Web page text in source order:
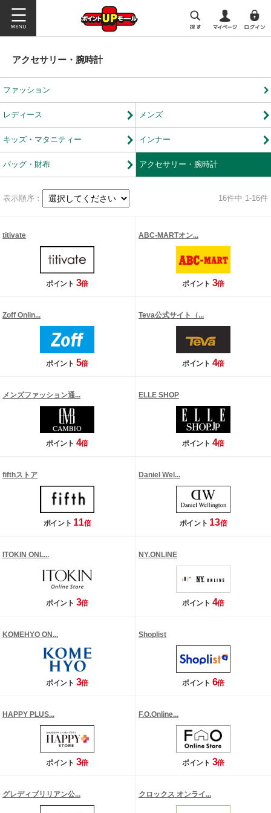
アクセサリー・腕時計
ファッション
レディース メンズ
キッズ・マタニティー インナー
バッグ・財布 アクセサリー・腕時計
表示順序： 16件中 1-16件
titivate
ポイント 3倍
ABC-MARTオン...
ポイント 3倍
Zoff Onlin...
ポイント 5倍
Teva公式サイト（...
ポイント 4倍
メンズファッション通...
ポイント 4倍
ELLE SHOP
ポイント 4倍
fifthストア
ポイント 11倍
Daniel Wel...
ポイント 13倍
ITOKIN ONL...
ポイント 3倍
NY.ONLINE
ポイント 4倍
KOMEHYO ON...
ポイント 3倍
Shoplist
ポイント 6倍
HAPPY PLUS...
ポイント 3倍
F.O.Online...
ポイント 3倍
グレディブリリアン公... クロックス オンライ...